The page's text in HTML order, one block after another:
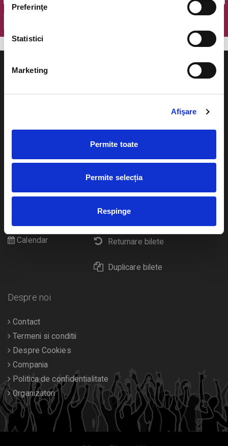
Preferinţe
Statistici
Marketing
Afişare
Permite toate
Permite selecția
Respinge
Cum comand bilete?
Plata online sau cash
eBilet printat acasa
Livrare prin curier
Returnare bilete
Duplicare bilete
festivaluri
Pentru copii
Calendar
Despre noi
Contact
Termeni si conditii
Despre Cookies
Compania
Politica de confidentialitate
Organizatori